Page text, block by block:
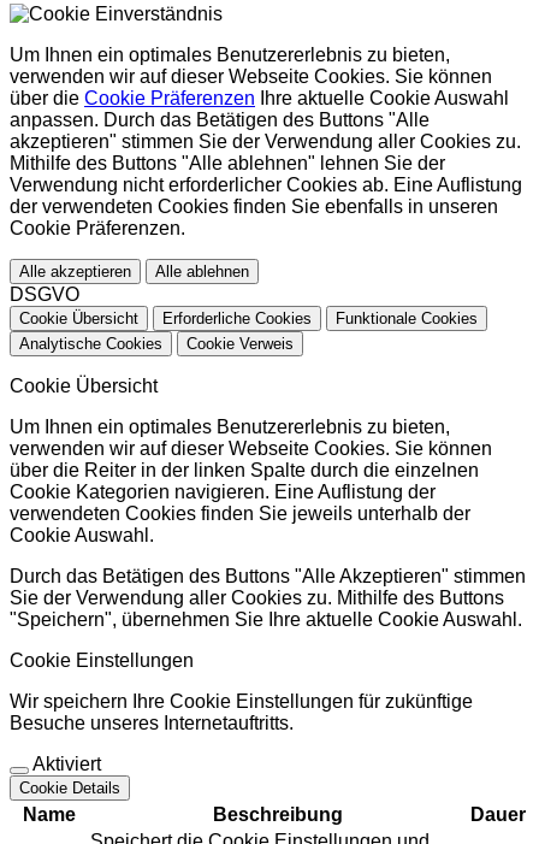
Um Ihnen ein optimales Benutzererlebnis zu bieten,
verwenden wir auf dieser Webseite Cookies. Sie können
über die Cookie Präferenzen Ihre aktuelle Cookie Auswahl
anpassen. Durch das Betätigen des Buttons "Alle
akzeptieren" stimmen Sie der Verwendung aller Cookies zu.
Mithilfe des Buttons "Alle ablehnen" lehnen Sie der
Verwendung nicht erforderlicher Cookies ab. Eine Auflistung
der verwendeten Cookies finden Sie ebenfalls in unseren
Cookie Präferenzen.
Alle akzeptieren Alle ablehnen
DSGVO
Cookie Übersicht Erforderliche Cookies
Funktionale Cookies
Analytische Cookies
Cookie Verweis
Cookie Übersicht
Um Ihnen ein optimales Benutzererlebnis zu bieten,
verwenden wir auf dieser Webseite Cookies. Sie können
über die Reiter in der linken Spalte durch die einzelnen
Cookie Kategorien navigieren. Eine Auflistung der
verwendeten Cookies finden Sie jeweils unterhalb der
Cookie Auswahl.
Durch das Betätigen des Buttons "Alle Akzeptieren" stimmen
Sie der Verwendung aller Cookies zu. Mithilfe des Buttons
"Speichern", übernehmen Sie Ihre aktuelle Cookie Auswahl.
Cookie Einstellungen
Wir speichern Ihre Cookie Einstellungen für zukünftige
Besuche unseres Internetauftritts.
Aktiviert
Cookie Details
Name Beschreibung
Dauer